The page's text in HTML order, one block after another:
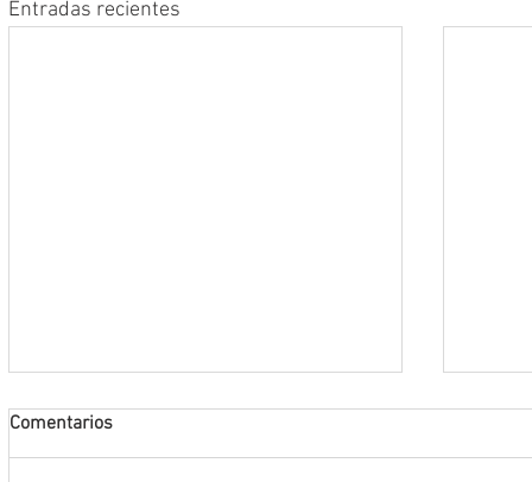
Entradas recientes
Comentarios